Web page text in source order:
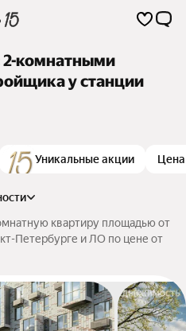
комнатными
у станции
Уникальные акции Цена
квартиру площадью от
Петербурге и ЛО по цене от